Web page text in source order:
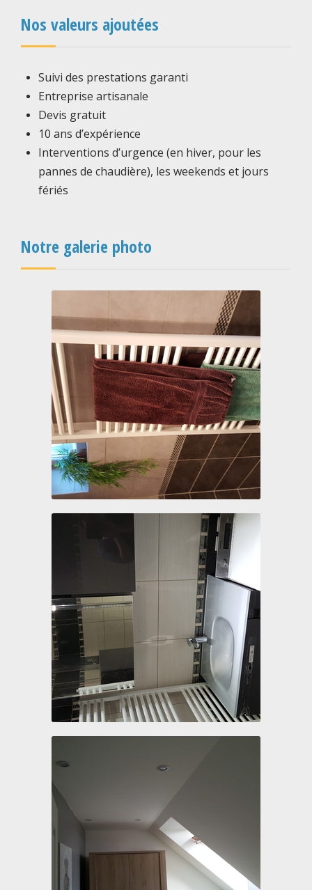
Nos valeurs ajoutées
Suivi des prestations garanti
Entreprise artisanale
Devis gratuit
10 ans d’expérience
Interventions d’urgence (en hiver, pour les
pannes de chaudière), les weekends et jours
fériés
Notre galerie photo